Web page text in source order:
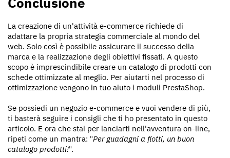
La creazione di un'attività e-commerce richiede di
adattare la propria strategia commerciale al mondo del
web. Solo così è possibile assicurare il successo della
marca e la realizzazione degli obiettivi fissati. A questo
scopo è imprescindibile creare un catalogo di prodotti con
schede ottimizzate al meglio. Per aiutarti nel processo di
ottimizzazione vengono in tuo aiuto i moduli PrestaShop.
Se possiedi un negozio e-commerce e vuoi vendere di più,
ti basterà seguire i consigli che ti ho presentato in questo
articolo. E ora che stai per lanciarti nell'avventura on-line,
ripeti come un mantra: "Per guadagni a fiotti, un buon
catalogo prodotti!".